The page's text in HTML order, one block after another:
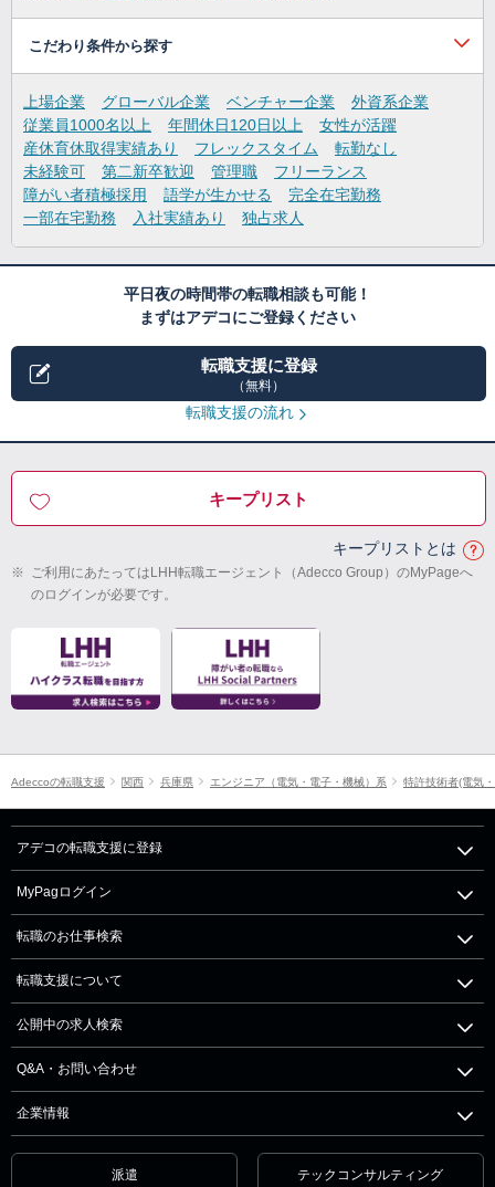
こだわり条件から探す
上場企業 グローバル企業 ベンチャー企業
外資系企業
従業員1000名以上
年間休日120日以上
女性が活躍
産休育休取得実績あり
フレックスタイム
転勤なし
未経験可
第二新卒歓迎 管理職
フリーランス
障がい者積極採用
語学が生かせる
完全在宅勤務
一部在宅勤務
入社実績あり 独占求人
平日夜の時間帯の転職相談も可能！
まずはアデコにご登録ください
転職支援に登録
（無料）
転職支援の流れ
キープリスト
キープリストとは
※ ご利用にあたってはLHH転職エージェント（Adecco Group）のMyPageへ
のログインが必要です。
Adeccoの転職支援 関西 兵庫県 エンジニア（電気・電子・機械）系 特許技術者(電気
アデコの転職支援に登録
MyPagログイン
転職のお仕事検索
転職支援について
公開中の求人検索
Q&A・お問い合わせ
企業情報
派遣 テックコンサルティング